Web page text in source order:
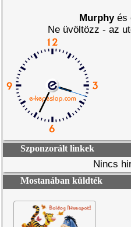
Murphyés
Ne üvöltözz - az
Szponzorált linkek
Nincs
Mostanában küldték